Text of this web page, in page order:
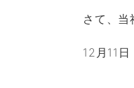
さて、
12月11